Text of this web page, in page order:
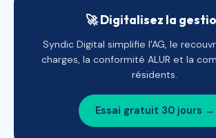
🚀 Digitalisez la
Syndic Digital simplifie l'AG, le
charges, la conformité ALUR et la
résidents.
Essai gratuit 30 jours →